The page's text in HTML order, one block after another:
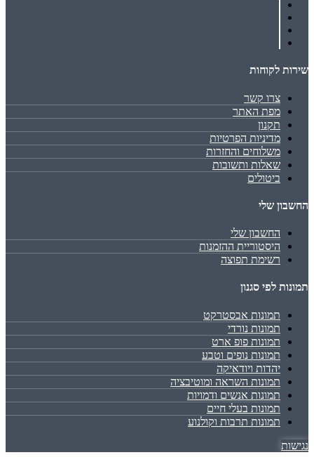
שירות לקוחות
צרו קשר
מפת האתר
תקנון
מדיניות הפרטיות
משלוחים והחזרות
שאלות ותשובות
ביטולים
החשבון שלי
החשבון שלי
היסטוריית ההזמנות
רשימת תפוצה
תמונות לפי סגנון
תמונות אבסטרקט
תמונות נורדי
תמונות פופ ארט
תמונות נופים וטבע
יהדות ויודאיקה
תמונות השראה ומוטיבציה
תמונות אנשים ודמויות
תמונות בעלי חיים
תמונות תרבות וקולנוע
נגישות